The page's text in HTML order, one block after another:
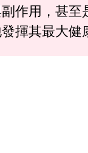
作用，甚至
揮其最大健